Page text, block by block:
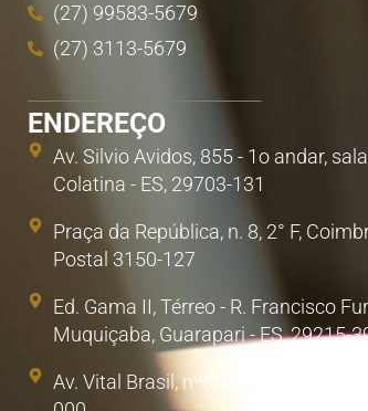
(27) 99583-5679
(27) 3113-5679
ENDEREÇO
Av. Silvio Avidos, 855 - 1o andar,
Colatina - ES, 29703-131
Praça da República, n. 8, 2° F,
Postal 3150-127
Ed. Gama II, Térreo - R. Francisco
Muquiçaba, Guarapari - ES, 29215-
Av. Vital Brasil, nº300, Sala 1. Poá,